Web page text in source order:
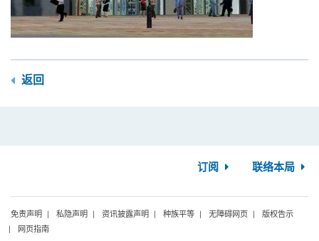
返回
订阅 联络本局
免责声明 私隐声明 资讯披露声明 种族平等 无障碍网页
版权告示
网页指南